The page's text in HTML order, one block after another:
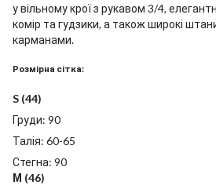
у вільному крої з рукавом 3/4,
комір та гудзики, а також широкі
карманами.
Розмірна сітка:
S (44)
Груди: 90
Талія: 60-65
Стегна: 90
М (46)